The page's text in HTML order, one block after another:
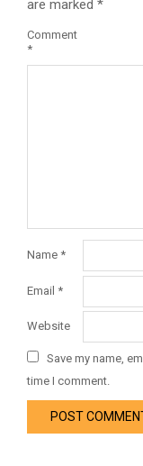
are marked *
Comment
*
Name *
Email *
Website
Save my name,
time I comment.